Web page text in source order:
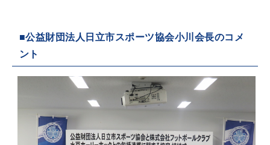
■公益財団法人日立市スポーツ協会小川会長のコメ
ント